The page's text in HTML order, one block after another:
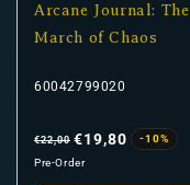
Arcane Journal: The
March of Chaos
60042799020
Preis
€22,00 €19,80
-10%
Pre-Order